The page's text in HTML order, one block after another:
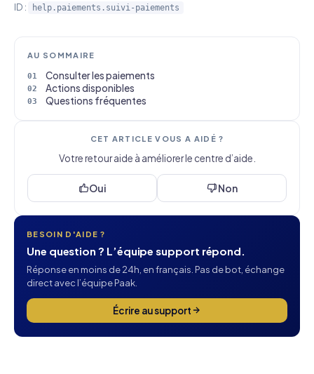
ID :
help.paiements.suivi-paiements
AU SOMMAIRE
Consulter les paiements
Actions disponibles
Questions fréquentes
CET ARTICLE VOUS A AIDÉ ?
Votre retour aide à améliorer le centre d’aide.
Oui Non
BESOIN D'AIDE ?
Une question ? L’équipe support répond.
Réponse en moins de 24h, en français. Pas de bot, échange
direct avec l’équipe Paak.
Écrire au support